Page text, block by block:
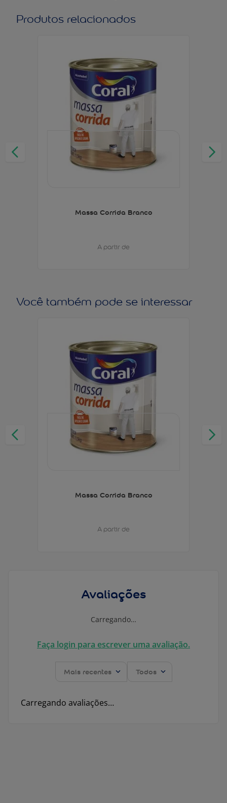
Produtos relacionados
Massa Corrida Branco
A partir de
Você também pode se interessar
Massa Corrida Branco
A partir de
Avaliações
Carregando…
Faça login para escrever uma avaliação.
Mais recentes Todos
Carregando avaliações…